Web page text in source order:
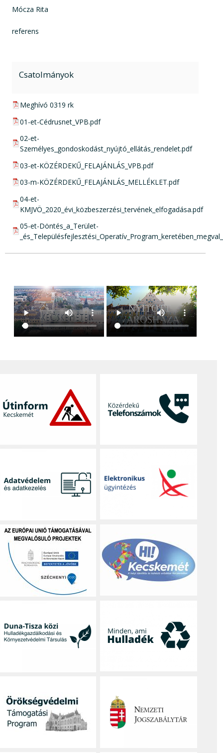
Mócza Rita
referens
Csatolmányok
pdf csatolmány:
Meghívó 0319 rk
pdf csatolmány:
01-et-Cédrusnet_VPB.pdf
pdf csatolmány:
02-et-
Személyes_gondoskodást_nyújtó_ellátás_rendelet.pdf
pdf csatolmány:
03-et-KÖZÉRDEKŰ_FELAJÁNLÁS_VPB.pdf
pdf csatolmány:
03-m-KÖZÉRDEKŰ_FELAJÁNLÁS_MELLÉKLET.pdf
pdf csatolmány:
04-et-
KMJVÖ_2020_évi_közbeszerzési_tervének_elfogadása.pdf
pdf csatolmány:
05-et-Döntés_a_Terület-